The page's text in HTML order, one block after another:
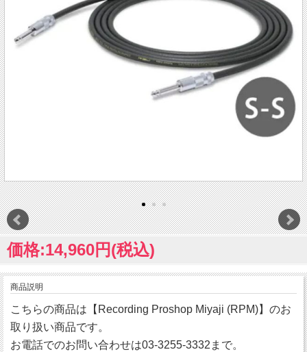
価格:14,960円(税込)
商品説明
こちらの商品は【Recording Proshop Miyaji (RPM)】のお
取り扱い商品です。
お電話でのお問い合わせは03-3255-3332まで。